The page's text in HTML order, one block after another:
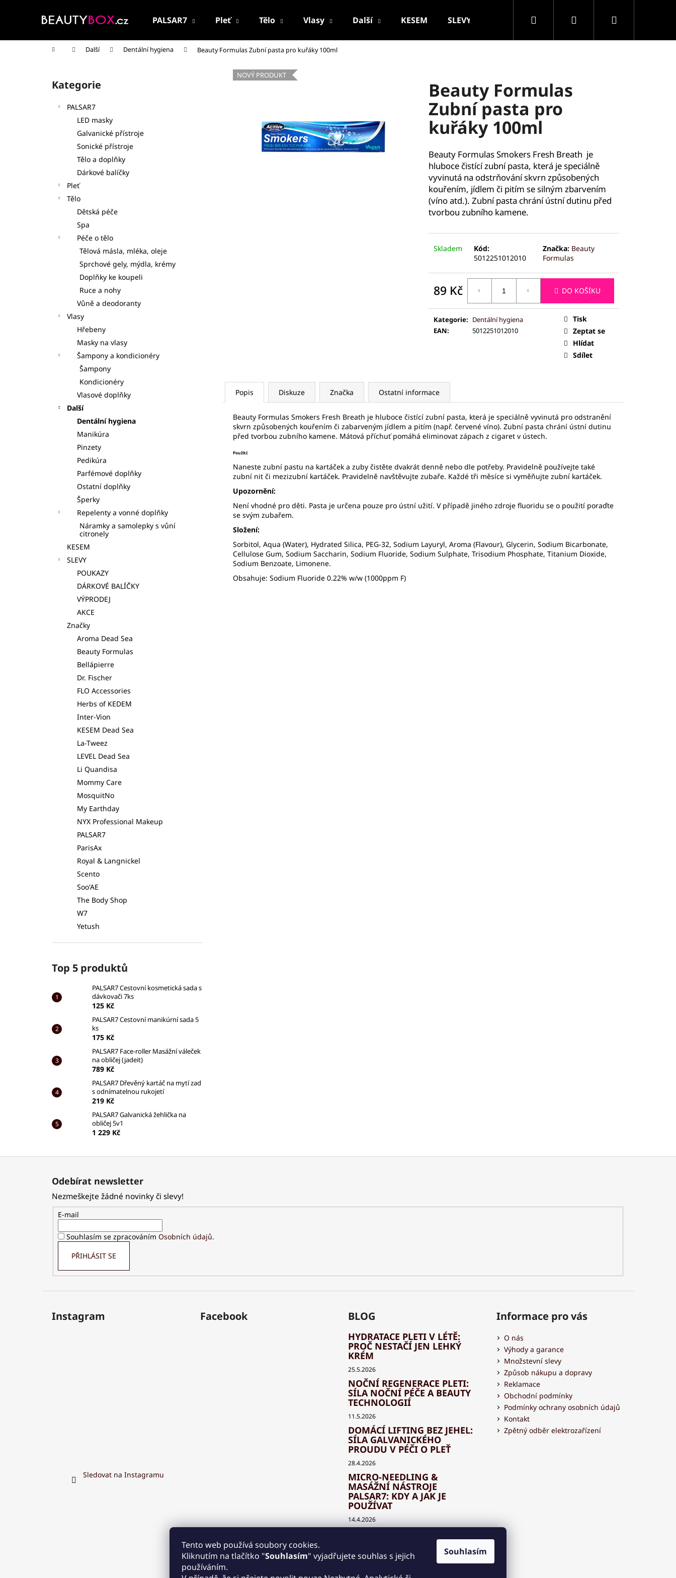
Tento web používá soubory cookies.
Kliknutím na tlačítko "Souhlasím" vyjadřujete souhlas s jejich
používáním.
Souhlasím
PALSAR7 Pleť Tělo Vlasy Další KESEM SLEVY VELKOOBCHOD
Hledat PřihlášeníNákupní
Domů Další Dentální hygiena Beauty Formulas Zubní pasta pro kuřáky 100ml
Přeskočit
kategorie
Kategorie
PALSAR7
LED masky
Galvanické přístroje
Sonické přístroje
Tělo a doplňky
Dárkové balíčky
Pleť
Tělo
Dětská péče
Spa
Péče o tělo
Tělová másla, mléka, oleje
Sprchové gely, mýdla, krémy
Doplňky ke koupeli
Ruce a nohy
Vůně a deodoranty
Vlasy
Hřebeny
Masky na vlasy
Šampony a kondicionéry
Šampony
Kondicionéry
Vlasové doplňky
Další
Dentální hygiena
Manikúra
Pinzety
Pedikúra
Parfémové doplňky
Ostatní doplňky
Šperky
Repelenty a vonné doplňky
Náramky a samolepky s vůní
citronely
KESEM
SLEVY
POUKAZY
DÁRKOVÉ BALÍČKY
VÝPRODEJ
AKCE
Značky
Aroma Dead Sea
Beauty Formulas
Bellápierre
Dr. Fischer
FLO Accessories
Herbs of KEDEM
Inter-Vion
KESEM Dead Sea
La-Tweez
LEVEL Dead Sea
Li Quandisa
Mommy Care
MosquitNo
My Earthday
NYX Professional Makeup
PALSAR7
ParisAx
Royal & Langnickel
Scento
Soo'AE
The Body Shop
W7
Yetush
Top 5 produktů
PALSAR7 Cestovní kosmetická sada s
dávkovači 7ks
125 Kč
PALSAR7 Cestovní manikúrní sada 5
ks
175 Kč
PALSAR7 Face-roller Masážní váleček
na obličej (jadeit)
789 Kč
PALSAR7 Dřevěný kartáč na mytí zad
s odnímatelnou rukojetí
219 Kč
PALSAR7 Galvanická žehlička na
obličej 5v1
1 229 Kč
Beauty Formulas
Zubní pasta pro
kuřáky 100ml
Beauty Formulas Smokers Fresh Breath je
hluboce čistící zubní pasta, která je speciálně
vyvinutá na odstrňování skvrn způsobených
kouřením, jídlem či pitím se silným zbarvením
(víno atd.). Zubní pasta chrání ústní dutinu před
tvorbou zubního kamene.
Skladem
Kód:
5012251012010
Značka: Beauty
Formulas
89 Kč
cena:
DO KOŠÍKU
Kategorie: Dentální hygiena
EAN: 5012251012010
Tisk
Zeptat se
Hlídat
Sdílet
NOVÝ PRODUKT
Popis Diskuze Značka Ostatní informace
Beauty Formulas Smokers Fresh Breath je hluboce čistící zubní pasta, která je speciálně vyvinutá pro odstranění
skvrn způsobených kouřením či zabarveným jídlem a pitím (např. červené víno). Zubní pasta chrání ústní dutinu
před tvorbou zubního kamene. Mátová příchuť pomáhá eliminovat zápach z cigaret v ústech.
Použití:
Naneste zubní pastu na kartáček a zuby čistěte dvakrát denně nebo dle potřeby. Pravidelně používejte také
zubní nit či mezizubní kartáček. Pravidelně navštěvujte zubaře. Každé tři měsíce si vyměňujte zubní kartáček.
Upozornění:
Není vhodné pro děti. Pasta je určena pouze pro ústní užití. V případě jiného zdroje fluoridu se o použití poraďte
se svým zubařem.
Složení:
Sorbitol, Aqua (Water), Hydrated Silica, PEG-32, Sodium Layuryl, Aroma (Flavour), Glycerin, Sodium Bicarbonate,
Cellulose Gum, Sodium Saccharin, Sodium Fluoride, Sodium Sulphate, Trisodium Phosphate, Titanium Dioxide,
Sodium Benzoate, Limonene.
Obsahuje: Sodium Fluoride 0.22% w/w (1000ppm F)
í
Zpět
do
Zpět
do
Co potřebujete najít?
Doporučujeme
PALSAR7 CESTOVNÍ KOSMETICKÁ SADA
S DÁVKOVAČI 7KS
125 Kč
PALSAR7 FACE-ROLLER MASÁŽNÍ
Z
Odebírat newsletter
Nezmeškejte žádné novinky či slevy!
E-mail
Souhlasím se zpracováním Osobních údajů.
PŘIHLÁSIT SE
Instagram
Sledovat na Instagramu
Facebook BLOG
HYDRATACE PLETI V LÉTĚ:
PROČ NESTAČÍ JEN LEHKÝ
KRÉM
25.5.2026
NOČNÍ REGENERACE PLETI:
SÍLA NOČNÍ PÉČE A BEAUTY
TECHNOLOGIÍ
11.5.2026
DOMÁCÍ LIFTING BEZ JEHEL:
SÍLA GALVANICKÉHO
PROUDU V PÉČI O PLEŤ
28.4.2026
MICRO-NEEDLING &
MASÁŽNÍ NÁSTROJE
PALSAR7: KDY A JAK JE
POUŽÍVAT
14.4.2026
BEAUTY TECHNOLOGIE S
KLASICKOU KOSMETIKOU?
Informace pro vás
O nás
Výhody a garance
Množstevní slevy
Způsob nákupu a dopravy
Reklamace
Obchodní podmínky
Podmínky ochrany osobních údajů
Kontakt
Zpětný odběr elektrozařízení